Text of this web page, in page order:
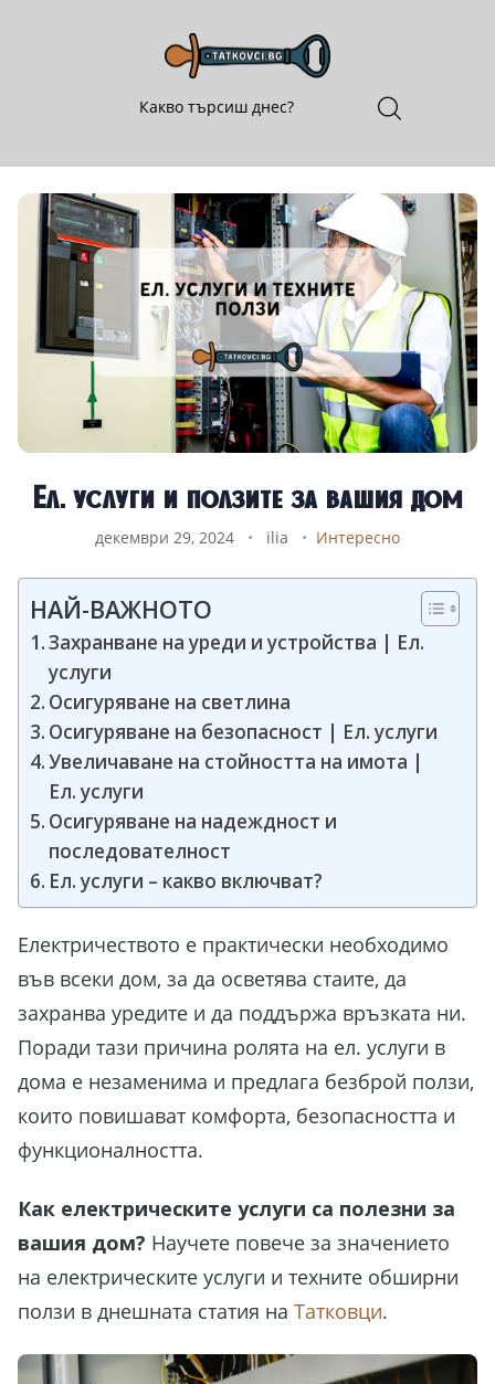
Ел. услуги и ползите за вашия дом
декември 29, 2024 • ilia • Интересно
НАЙ-ВАЖНОТО
Захранване на уреди и устройства | Ел.
услуги
Осигуряване на светлина
Осигуряване на безопасност | Ел. услуги
Увеличаване на стойността на имота |
Ел. услуги
Осигуряване на надеждност и
последователност
Ел. услуги – какво включват?
Електричеството е практически необходимо
във всеки дом, за да осветява стаите, да
захранва уредите и да поддържа връзката ни.
Поради тази причина ролята на ел. услуги в
дома е незаменима и предлага безброй ползи,
които повишават комфорта, безопасността и
функционалността.
Как електрическите услуги са полезни за
вашия дом? Научете повече за значението
на електрическите услуги и техните обширни
ползи в днешната статия на Татковци.